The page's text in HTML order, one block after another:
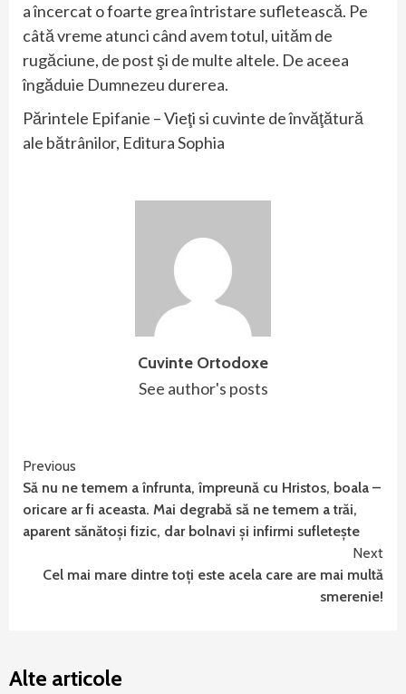
a încercat o foarte grea întristare sufletească. Pe
câtă vreme atunci când avem totul, uităm de
rugăciune, de post şi de multe altele. De aceea
îngăduie Dumnezeu durerea.
Părintele Epifanie – Vieţi si cuvinte de învăţătură
ale bătrânilor, Editura Sophia
Cuvinte Ortodoxe
See author's posts
Continue
Reading
Previous
Să nu ne temem a înfrunta, împreună cu Hristos, boala –
oricare ar fi aceasta. Mai degrabă să ne temem a trăi,
aparent sănătoși fizic, dar bolnavi și infirmi sufletește
Next
Cel mai mare dintre toţi este acela care are mai multă
smerenie!
Alte articole